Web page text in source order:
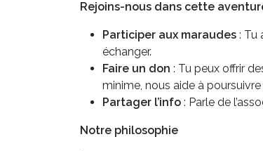
Rejoins-nous dans cette
Participer aux maraudes : Tu
échanger.
Faire un don : Tu peux offrir
minime, nous aide à
Partager l’info : Parle de
Notre philosophie